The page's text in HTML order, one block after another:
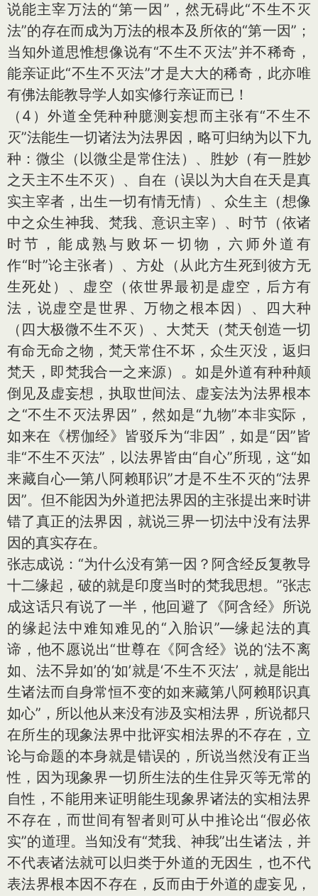
说能主宰万法的“第一因”，然无碍此“不生不灭
法”的存在而成为万法的根本及所依的“第一因”；
当知外道思惟想像说有“不生不灭法”并不稀奇，
能亲证此“不生不灭法”才是大大的稀奇，此亦唯
有佛法能教导学人如实修行亲证而已！
（4）外道全凭种种臆测妄想而主张有“不生不
灭”法能生一切诸法为法界因，略可归纳为以下九
种：微尘（以微尘是常住法）、胜妙（有一胜妙
之天主不生不灭）、自在（误以为大自在天是真
实主宰者，出生一切有情无情）、众生主（想像
中之众生神我、梵我、意识主宰）、时节（依诸
时节，能成熟与败坏一切物，六师外道有
作“时”论主张者）、方处（从此方生死到彼方无
生死处）、虚空（依世界最初是虚空，后方有
法，说虚空是世界、万物之根本因）、四大种
（四大极微不生不灭）、大梵天（梵天创造一切
有命无命之物，梵天常住不坏，众生灭没，返归
梵天，即梵我合一之来源）。如是外道有种种颠
倒见及虚妄想，执取世间法、虚妄法为法界根本
之“不生不灭法界因”，然如是“九物”本非实际，
如来在《楞伽经》皆驳斥为“非因”，如是“因”皆
非“不生不灭法”，以法界皆由“自心”所现，这“如
来藏自心—第八阿赖耶识”才是不生不灭的“法界
因”。但不能因为外道把法界因的主张提出来时讲
错了真正的法界因，就说三界一切法中没有法界
因的真实存在。
张志成说：“为什么没有第一因？阿含经反复教导
十二缘起，破的就是印度当时的梵我思想。”张志
成这话只有说了一半，他回避了《阿含经》所说
的缘起法中难知难见的“入胎识”—缘起法的真
谛，他不愿说出“世尊在《阿含经》说的‘法不离
如、法不异如’的‘如’就是‘不生不灭法’，就是能出
生诸法而自身常恒不变的如来藏第八阿赖耶识真
如心”，所以他从来没有涉及实相法界，所说都只
在所生的现象法界中批评实相法界的不存在，立
论与命题的本身就是错误的，所说当然没有正当
性，因为现象界一切所生法的生住异灭等无常的
自性，不能用来证明能生现象界诸法的实相法界
不存在，而世间有智者则可从中推论出“假必依
实”的道理。当知没有“梵我、神我”出生诸法，并
不代表诸法就可以归类于外道的无因生，也不代
表法界根本因不存在，反而由于外道的虚妄见，